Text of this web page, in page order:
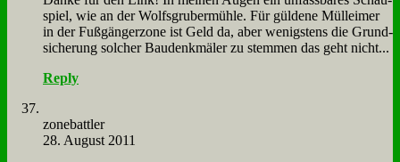
spiel, wie an der Wolfs­gru­ber­müh­le. Für gül­de­ne Müll­ei­mer
in der Fuß­gän­ger­zo­ne ist Geld da, aber we­nig­stens die Grund­
si­che­rung sol­cher Bau­denk­mä­ler zu stem­men das geht nicht...
Reply
zone­batt­ler
28. August 2011